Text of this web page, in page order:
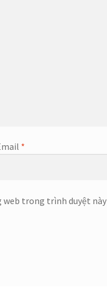
*
web trong trình duyệt này